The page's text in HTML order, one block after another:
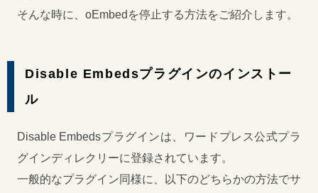
そんな時に、oEmbedを停止する方法をご紹介します。
Disable Embedsプラグインのインストー
ル
Disable Embedsプラグインは、ワードプレス公式プラ
グインディレクリーに登録されています。
一般的なプラグイン同様に、以下のどちらかの方法でサ